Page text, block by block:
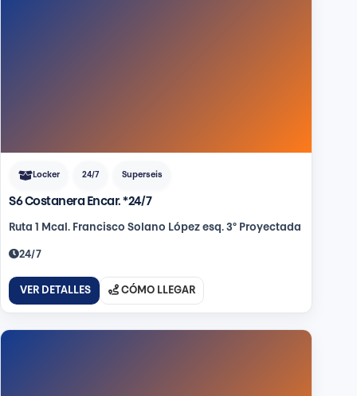
Locker 24/7 Superseis
S6 Costanera Encar. *24/7
Ruta 1 Mcal. Francisco Solano López esq. 3° Proyectada
24/7
VER DETALLES CÓMO LLEGAR